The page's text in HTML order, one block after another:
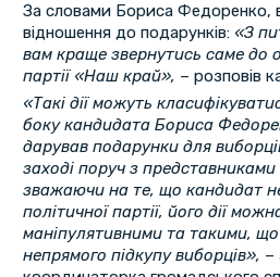
За словами Бориса Федоренко,
відношення до подарунків: «З
вам краще звернутись саме до
партії «Наш край», – розповів
«Такі дії можуть
боку кандидата Бориса
дарував подарунки для
заході поруч з
зважаючи на те, що кандидат не
політичної партії, його дії
маніпулятивними та такими,
непрямого підкупу виборців», –